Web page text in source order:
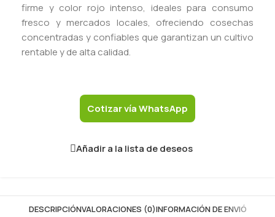
firme y color rojo intenso, ideales para consumo
fresco y mercados locales, ofreciendo cosechas
concentradas y confiables que garantizan un cultivo
rentable y de alta calidad.
Cotizar vía WhatsApp
Añadir a la lista de deseos
DESCRIPCIÓNVALORACIONES (0)INFORMACIÓN DE ENVIÓ